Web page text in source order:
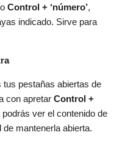
Control + ‘número’,
indicado. Sirve para
pestañas abiertas de
con apretar Control +
ver el contenido de
mantenerla abierta.